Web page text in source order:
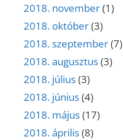
2018. november(1)
2018. október(3)
2018. szeptember(7)
2018. augusztus(3)
2018. július(3)
2018. június(4)
2018. május(17)
2018. április(8)